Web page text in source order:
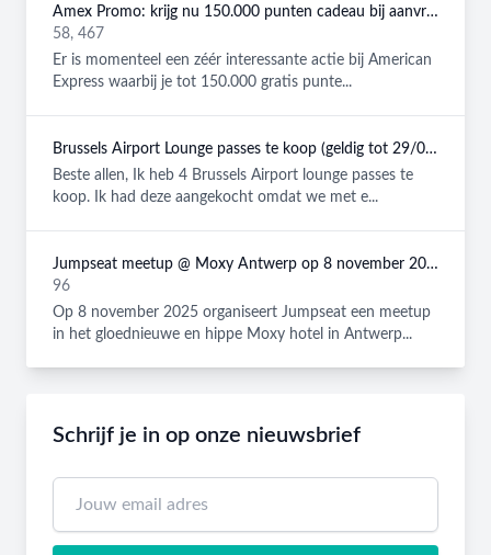
Amex Promo: krijg nu 150.000 punten cadeau bij aanvraag van een American Express Platinum kaart!
58, 467
Er is momenteel een zéér interessante actie bij American
Express waarbij je tot 150.000 gratis punte...
Brussels Airport Lounge passes te koop (geldig tot 29/08/2026)
Beste allen, Ik heb 4 Brussels Airport lounge passes te
koop. Ik had deze aangekocht omdat we met e...
Jumpseat meetup @ Moxy Antwerp op 8 november 2025
96
Op 8 november 2025 organiseert Jumpseat een meetup
in het gloednieuwe en hippe Moxy hotel in Antwerp...
Schrijf je in op onze nieuwsbrief